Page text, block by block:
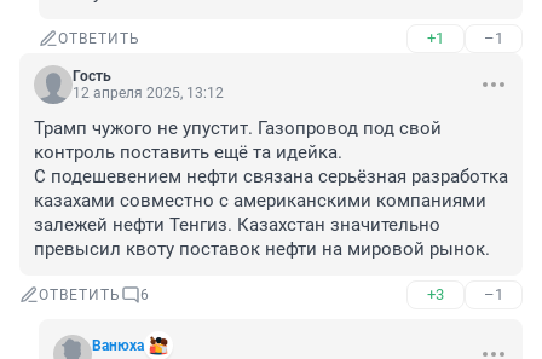
ОТВЕТИТЬ +1 –1
Гость
12 апреля 2025, 13:12
Трамп чужого не упустит. Газопровод под свой
контроль поставить ещё та идейка.
С подешевением нефти связана серьёзная разработка
казахами совместно с американскими компаниями
залежей нефти Тенгиз. Казахстан значительно
превысил квоту поставок нефти на мировой рынок.
ОТВЕТИТЬ 6 +3 –1
Вaнюхa